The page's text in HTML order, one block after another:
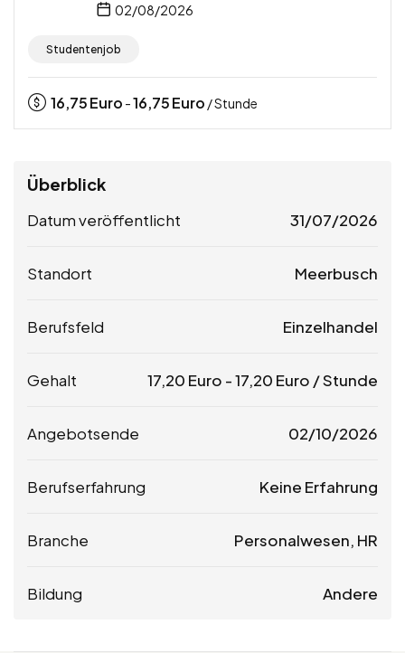
02/08/2026
Studentenjob
16,75Euro -16,75Euro / Stunde
Überblick
Datum veröffentlicht 31/07/2026
Standort Meerbusch
Berufsfeld Einzelhandel
Gehalt 17,20 Euro -17,20 Euro / Stunde
Angebotsende 02/10/2026
Berufserfahrung Keine Erfahrung
Branche Personalwesen, HR
Bildung Andere